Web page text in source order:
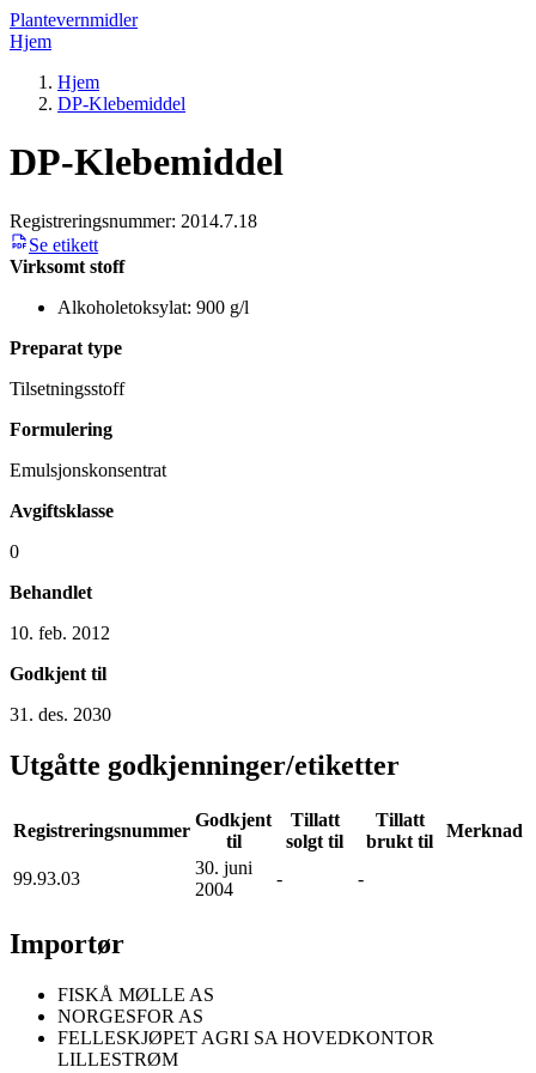
Plantevernmidler
Hjem
Hjem
DP-Klebemiddel
DP-Klebemiddel
Registreringsnummer: 2014.7.18
Se etikett
Virksomt stoff
Alkoholetoksylat: 900 g/l
Preparat type
Tilsetningsstoff
Formulering
Emulsjonskonsentrat
Avgiftsklasse
0
Behandlet
10. feb. 2012
Godkjent til
31. des. 2030
Utgåtte godkjenninger/etiketter
Registreringsnummer
Godkjent
til
Tillatt
solgt til
Tillatt
brukt til
Merknad
99.93.03
30. juni
2004
- -
Importør
FISKÅ MØLLE AS
NORGESFOR AS
FELLESKJØPET AGRI SA HOVEDKONTOR
LILLESTRØM